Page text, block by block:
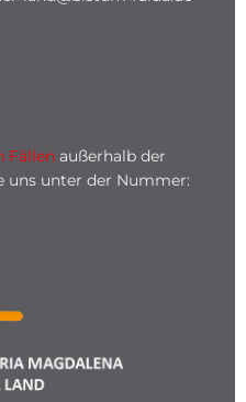
Fällen außerhalb der
uns unter der Nummer: